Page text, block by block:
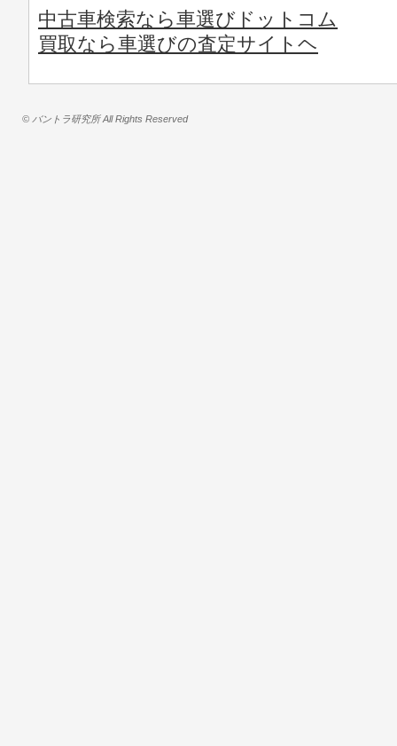
中古車検索なら車選びドットコム
買取なら車選びの査定サイトヘ
© バントラ研究所 All Rights Reserved